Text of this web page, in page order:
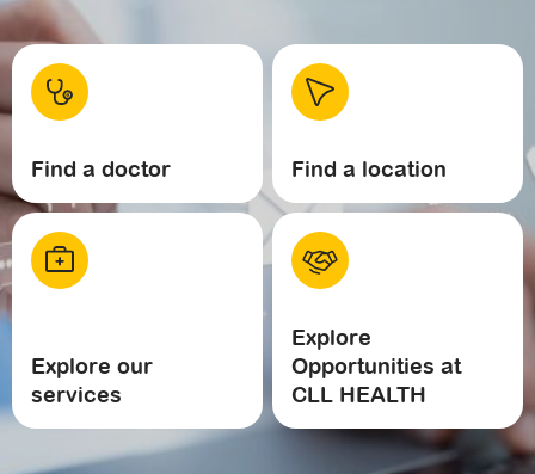
Find a doctor Find a location
Explore our
services
Explore
Opportunities at
CLL HEALTH